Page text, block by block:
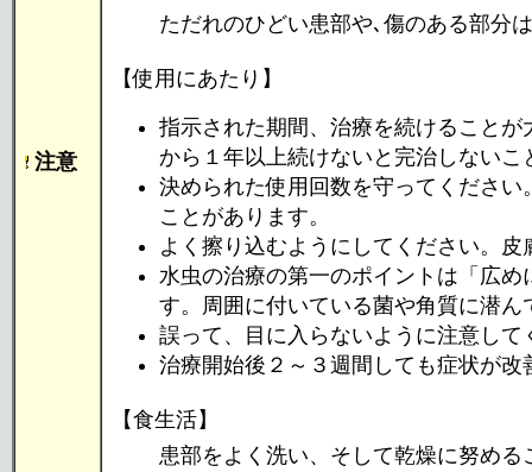
注意
ただれのひどい患部や､傷のある部分
【使用にあたり】
指示された期間、治療を続けること
から１年以上続けないと完治しないこ
決められた使用回数を守ってくださ
ことがあります。
よく擦り込むようにしてください。
水虫の治療の第一のポイントは「広
す。周囲に付いている菌や角質に潜
誤って、目に入らないように注意して
治療開始後２～３週間しても症状が
【食生活】
患部をよく洗い、そして乾燥に努め